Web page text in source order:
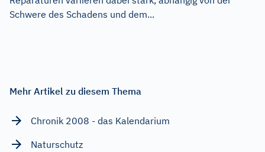
Schwere des Schadens und dem...
Mehr Artikel zu diesem Thema
Chronik 2008 - das Kalendarium
Naturschutz